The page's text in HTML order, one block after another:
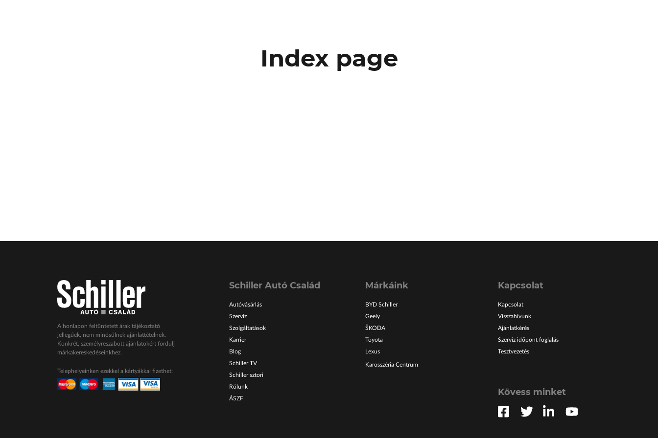
Index page
A honlapon feltüntetett árak tájékoztató
jellegűek, nem minősülnek ajánlattételnek.
Konkrét, személyreszabott ajánlatokért fordulj
márkakereskedéseinkhez.
Telephelyeinken ezekkel a kártyákkal fizethet:
Schiller Autó Család
Autóvásárlás
Szerviz
Szolgáltatások
Karrier
Blog
Schiller TV
Schiller sztori
Rólunk
ÁSZF
Márkáink
BYD Schiller
Geely
ŠKODA
Toyota
Lexus
Karosszéria Centrum
Kapcsolat
Kapcsolat
Visszahívunk
Ajánlatkérés
Szerviz időpont foglalás
Tesztvezetés
Kövess minket